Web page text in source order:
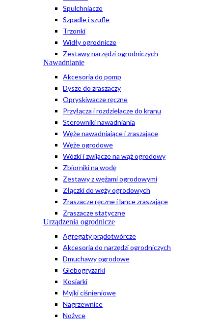
Spulchniacze
Szpadle i szufle
Trzonki
Widły ogrodnicze
Zestawy narzędzi ogrodniczych
Nawadnianie
Akcesoria do pomp
Dysze do zraszaczy
Opryskiwacze ręczne
Przyłącza i rozdzielacze do kranu
Sterowniki nawadniania
Węże nawadniające i zraszające
Węże ogrodowe
Wózki i zwijacze na wąż ogrodowy
Zbiorniki na wodę
Zestawy z wężami ogrodowymi
Złączki do węży ogrodowych
Zraszacze ręczne i lance zraszające
Zraszacze statyczne
Urządzenia ogrodnicze
Agregaty prądotwórcze
Akcesoria do narzędzi ogrodniczych
Dmuchawy ogrodowe
Glebogryzarki
Kosiarki
Myjki ciśnieniowe
Nagrzewnice
Nożyce